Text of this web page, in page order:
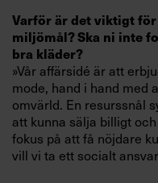
Villkor och policy för
Sök
efter:
Varför är det viktigt
miljömål? Ska ni inte
bra kläder?
»Vår affärsidé är att
mode, hand i hand med
omvärld. En resurssnål
att kunna sälja billigt
fokus på att få nöjdare
vill vi ta ett socialt